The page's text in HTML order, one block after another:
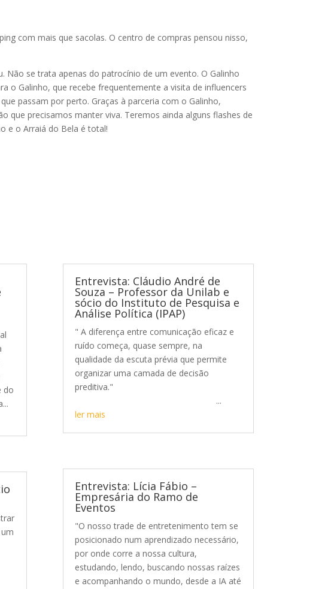
com mais que sacolas. O centro de compras pensou nisso,
Não se trata apenas do patrocínio de um evento. O Galinho
o Galinho, que recebe frequentemente a visita de influencers
passam por perto. Graças à parceria com o Galinho,
que precisamos manter viva. Teremos ainda alguns flashes de
e o Arraiá do Bela é total!
do
Entrevista: Cláudio André de
Souza – Professor da Unilab e
sócio do Instituto de Pesquisa e
Análise Política (IPAP)
" A diferença entre comunicação eficaz e
ruído começa, quase sempre, na
qualidade da escuta prévia que permite
organizar uma camada de decisão
preditiva."
...
ler mais
Entrevista: Lícia Fábio –
Empresária do Ramo de
Eventos
"O nosso trade de entretenimento tem se
posicionado num aprendizado necessário,
por onde corre a nossa cultura,
estudando, lendo, buscando nossas raízes
e acompanhando o mundo, desde a IA até